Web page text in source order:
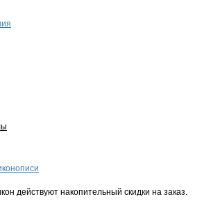
действуют накопительный скидки на заказ.